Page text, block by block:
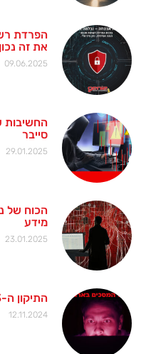
הפרדת
את זה
09.06.2025
החשיבות
סייבר
29.01.2025
הכוח של
מידע
23.01.2025
התיקון ה-13 לחוק הגנת הפרטיות
12.11.2024